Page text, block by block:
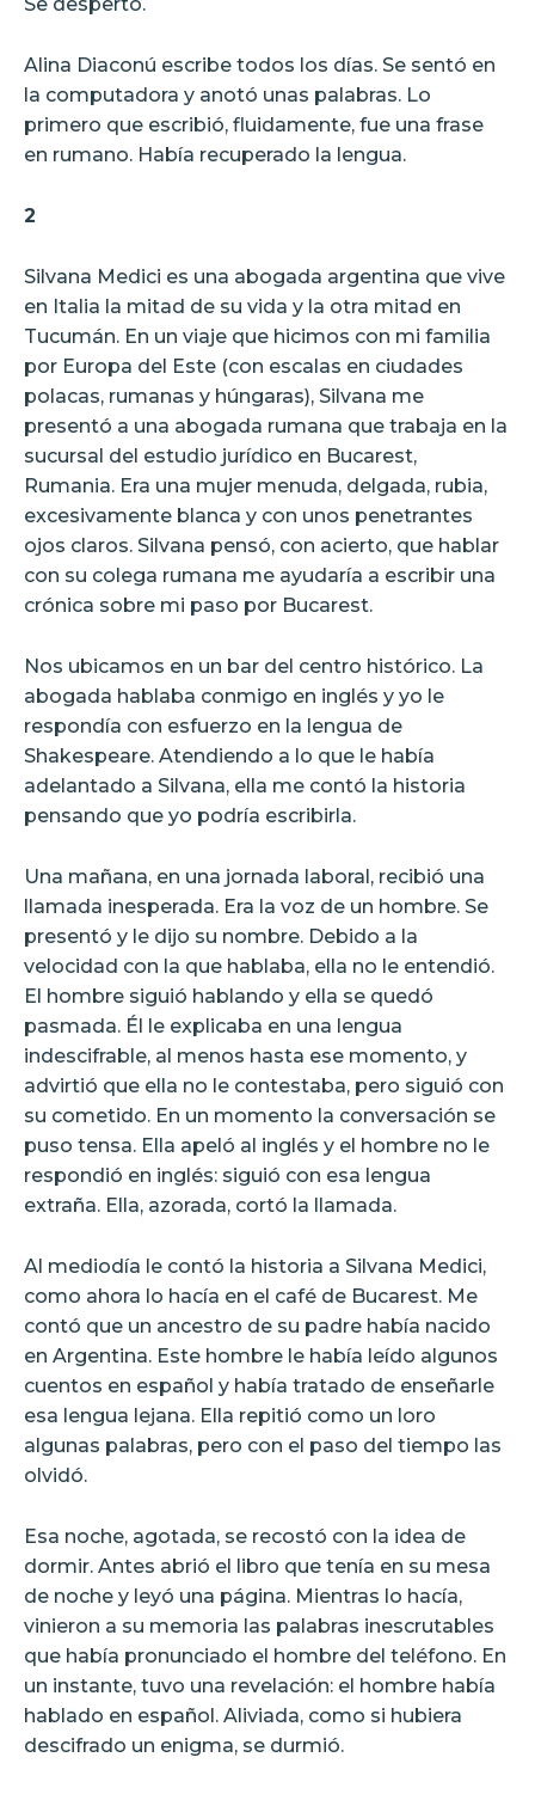
Alina Diaconú escribe todos los días. Se sentó en
la computadora y anotó unas palabras. Lo
primero que escribió, fluidamente, fue una frase
en rumano. Había recuperado la lengua.
2
Silvana Medici es una abogada argentina que vive
en Italia la mitad de su vida y la otra mitad en
Tucumán. En un viaje que hicimos con mi familia
por Europa del Este (con escalas en ciudades
polacas, rumanas y húngaras), Silvana me
presentó a una abogada rumana que trabaja en la
sucursal del estudio jurídico en Bucarest,
Rumania. Era una mujer menuda, delgada, rubia,
excesivamente blanca y con unos penetrantes
ojos claros. Silvana pensó, con acierto, que hablar
con su colega rumana me ayudaría a escribir una
crónica sobre mi paso por Bucarest.
Nos ubicamos en un bar del centro histórico. La
abogada hablaba conmigo en inglés y yo le
respondía con esfuerzo en la lengua de
Shakespeare. Atendiendo a lo que le había
adelantado a Silvana, ella me contó la historia
pensando que yo podría escribirla.
Una mañana, en una jornada laboral, recibió una
llamada inesperada. Era la voz de un hombre. Se
presentó y le dijo su nombre. Debido a la
velocidad con la que hablaba, ella no le entendió.
El hombre siguió hablando y ella se quedó
pasmada. Él le explicaba en una lengua
indescifrable, al menos hasta ese momento, y
advirtió que ella no le contestaba, pero siguió con
su cometido. En un momento la conversación se
puso tensa. Ella apeló al inglés y el hombre no le
respondió en inglés: siguió con esa lengua
extraña. Ella, azorada, cortó la llamada.
Al mediodía le contó la historia a Silvana Medici,
como ahora lo hacía en el café de Bucarest. Me
contó que un ancestro de su padre había nacido
en Argentina. Este hombre le había leído algunos
cuentos en español y había tratado de enseñarle
esa lengua lejana. Ella repitió como un loro
algunas palabras, pero con el paso del tiempo las
olvidó.
Esa noche, agotada, se recostó con la idea de
dormir. Antes abrió el libro que tenía en su mesa
de noche y leyó una página. Mientras lo hacía,
vinieron a su memoria las palabras inescrutables
que había pronunciado el hombre del teléfono. En
un instante, tuvo una revelación: el hombre había
hablado en español. Aliviada, como si hubiera
descifrado un enigma, se durmió.